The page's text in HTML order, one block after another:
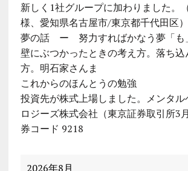
新しく1社グループに加わりました。
様、愛知県名古屋市/東京都千代田区）
夢の話 ー 努力すればかなう夢「も
壁にぶつかったときの考え方。落ち込
方。明石家さんま
これからのほんとうの勉強
投資先が株式上場しました。メンタル
ロジーズ株式会社（東京証券取引所3
券コード 9218
2026年8月